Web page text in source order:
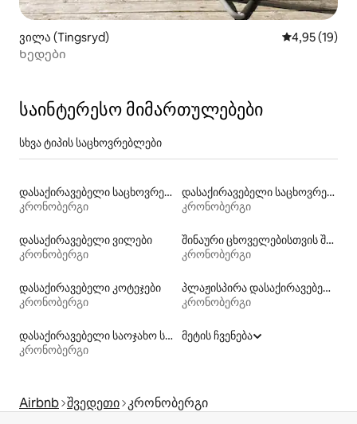
ვილა (Tingsryd) საშუალო
4,95 (19)
Ხედები
საინტერესო მიმართულებები
სხვა ტიპის საცხოვრებლები
დასაქირავებელი საცხოვრებლები პლაჟზე გასასვლელით
კრონობერგი
დასაქირავებელი საცხოვრებლები ჰიდრომასაჟის აუზით
კრონობერგი
დასაქირავებელი ვილები
კრონობერგი
შინაური ცხოველებისთვის შესაფერისი დასაქირავებელი საცხოვრებლები
კრონობერგი
დასაქირავებელი კოტეჯები
კრონობერგი
პლაჟისპირა დასაქირავებელი საცხოვრებლები
კრონობერგი
დასაქირავებელი საოჯახო სასტუმროები
კრონობერგი
მეტის ჩვენება
Airbnb შვედეთი კრონობერგი